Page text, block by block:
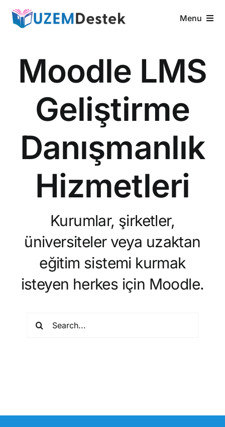
Menu
LMS Özellikleri
Hizmetlerimiz
İletişim
Moodle LMS
Geliştirme
Danışmanlık
Hizmetleri
Kurumlar, şirketler,
üniversiteler veya uzaktan
eğitim sistemi kurmak
isteyen herkes için Moodle.